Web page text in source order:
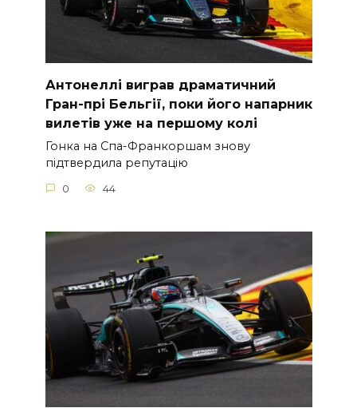
Антонеллі виграв драматичний
Гран-прі Бельгії, поки його напарник
вилетів уже на першому колі
Гонка на Спа-Франкоршам знову
підтвердила репутацію
0 44